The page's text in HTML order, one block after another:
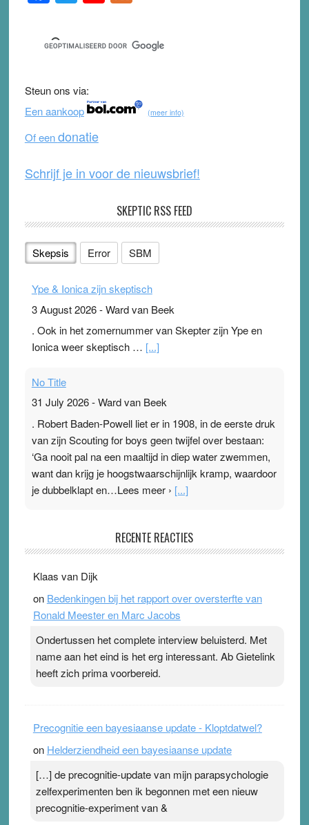
Sidebar
c
e
b
o
o
k
tt
er
u
T
b
e
d
Steun ons via:
Een aankoop
(meer info)
Of eendonatie
Schrijf je in voor de nieuwsbrief!
SKEPTIC RSS FEED
Skepsis Error SBM
Ype & Ionica zijn skeptisch
3 August 2026-Ward van Beek
. Ook in het zomernummer van Skepter zijn Ype en
Ionica weer skeptisch … [...]
No Title
31 July 2026-Ward van Beek
. Robert Baden-Powell liet er in 1908, in de eerste druk
van zijn Scouting for boys geen twijfel over bestaan:
‘Ga nooit pal na een maaltijd in diep water zwemmen,
want dan krijg je hoogstwaarschijnlijk kramp, waardoor
je dubbelklapt en…Lees meer › [...]
Ward van Beek
topsporters. Ze hopen ermee hun hartslag te verlagen
terwijl ze meer zuurstof opnemen. Daarop heeft zo’n
pleister geen effect. Maar het gevoel ‘makkelijker te
Pleisterplakkers in de topspsort ›[...]
RECENTE REACTIES
Klaas van Dijk
on Bedenkingen bij het rapport over oversterfte van
Ronald Meester en Marc Jacobs
Ondertussen het complete interview beluisterd. Met
name aan het eind is het erg interessant. Ab Gietelink
heeft zich prima voorbereid.
Precognitie een bayesiaanse update - Kloptdatwel?
on Helderziendheid een bayesiaanse update
[…] de precognitie-update van mijn parapsychologie
zelfexperimenten ben ik begonnen met een nieuw
precognitie-experiment van &